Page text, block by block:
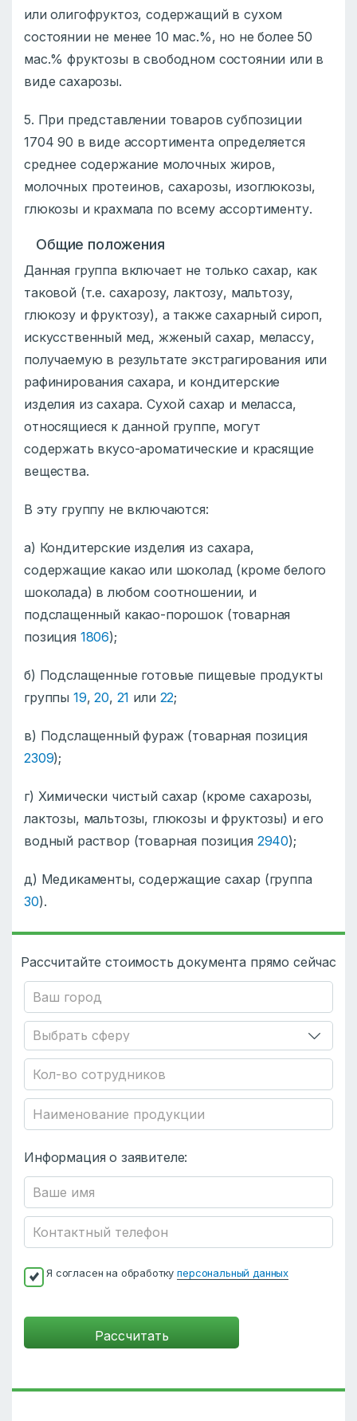
или олигофpуктоз, содеpжащий в сухом
состоянии не менее 10 мас.%, но не более 50
мас.% фpуктозы в свободном состоянии или в
виде сахаpозы.
5. При представлении товаров субпозиции
1704 90 в виде ассортимента определяется
среднее содержание молочных жиров,
молочных протеинов, сахарозы, изоглюкозы,
глюкозы и крахмала по всему ассортименту.
Общие положения
Данная группа включает не только сахар, как
таковой (т.е. сахарозу, лактозу, мальтозу,
глюкозу и фруктозу), а также сахарный сироп,
искусственный мед, жженый сахар, мелассу,
получаемую в результате экстрагирования или
рафинирования сахара, и кондитерские
изделия из сахара. Сухой сахар и меласса,
относящиеся к данной группе, могут
содержать вкусо-ароматические и красящие
вещества.
В эту группу не включаются:
а) Кондитерские изделия из сахара,
содержащие какао или шоколад (кроме белого
шоколада) в любом соотношении, и
подслащенный какао-порошок (товарная
позиция 1806);
б) Подслащенные готовые пищевые продукты
группы 19,20, 21 или 22;
в) Подслащенный фураж (товарная позиция
2309);
г) Xимически чистый сахар (кроме сахарозы,
лактозы, мальтозы, глюкозы и фруктозы) и его
водный раствор (товарная позиция 2940);
д) Медикаменты, содержащие сахар (группа
30).
Рассчитайте стоимость документа прямо сейчас
Информация о заявителе:
Я согласен на обработкуперсональный данных